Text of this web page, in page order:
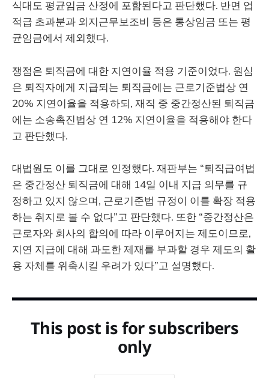
식대도 평균임금 산정에 포함된다고 판단했다. 반면 업
적급 초과분과 외지근무보조비 등은 통상임금 또는 평
균임금에서 제외했다.
쟁점은 퇴직금에 대한 지연이율 적용 기준이었다. 원심
은 퇴직자에게 지급되는 퇴직금에는 근로기준법상 연
20% 지연이율을 적용하되, 재직 중 중간정산된 퇴직금
에는 소송촉진법상 연 12% 지연이율을 적용해야 한다
고 판단했다.
대법원도 이를 그대로 인정했다. 재판부는 “퇴직급여법
은 중간정산 퇴직금에 대해 14일 이내 지급 의무를 규
정하고 있지 않으며, 근로기준법 규정이 이를 확장 적용
하는 취지로 볼 수 없다”고 판단했다. 또한 “중간정산은
근로자와 회사의 합의에 따라 이루어지는 제도이므로,
지연 지급에 대해 과도한 제재를 부과할 경우 제도의 활
용 자체를 위축시킬 우려가 있다”고 설명했다.
This post is for subscribers
only